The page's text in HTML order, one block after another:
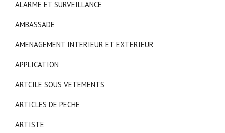
ALARME ET SURVEILLANCE
AMBASSADE
AMENAGEMENT INTERIEUR ET EXTERIEUR
APPLICATION
ARTCILE SOUS VETEMENTS
ARTICLES DE PECHE
ARTISTE